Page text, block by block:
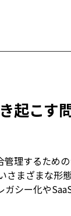
起こす
管理するため
さまざまな形
ガシー化や